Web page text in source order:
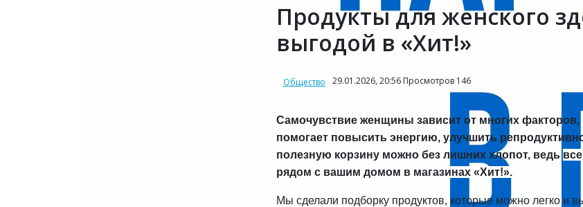
Продукты для женского
выгодой в «Хит!»
Общество 29.01.2026, 20:56 Просмотров 146
Самочувствие женщины зависит от многих
помогает повысить энергию, улучшить
полезную корзину можно без лишних хлопот, ведь
рядом с вашим домом в магазинах «Хит!».
Мы сделали подборку продуктов, которые можно легко и